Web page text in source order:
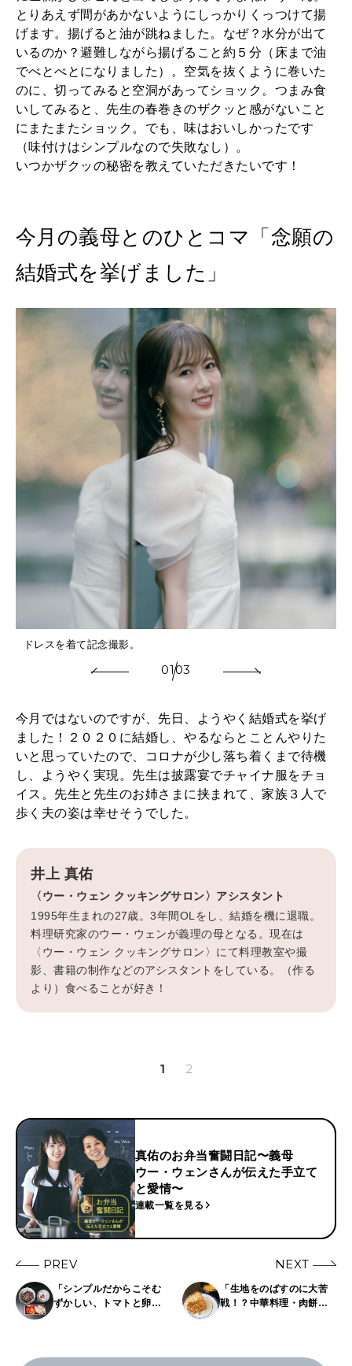
とりあえず間があかないようにしっかりくっつけて揚
げます。揚げると油が跳ねました。なぜ？水分が出て
いるのか？避難しながら揚げること約５分（床まで油
でべとべとになりました）。空気を抜くように巻いた
のに、切ってみると空洞があってショック。つまみ食
いしてみると、先生の春巻きのザクッと感がないこと
にまたまたショック。でも、味はおいしかったです
（味付けはシンプルなので失敗なし）。
いつかザクッの秘密を教えていただきたいです！
今月の義母とのひとコマ「念願の
結婚式を挙げました」
ドレスを着て記念撮影。
0103
今月ではないのですが、先日、ようやく結婚式を挙げ
ました！２０２０に結婚し、やるならとことんやりた
いと思っていたので、コロナが少し落ち着くまで待機
し、ようやく実現。先生は披露宴でチャイナ服をチョ
イス。先生と先生のお姉さまに挟まれて、家族３人で
歩く夫の姿は幸せそうでした。
井上 真佑
〈ウー・ウェン クッキングサロン〉アシスタント
1995年生まれの27歳。3年間OLをし、結婚を機に退職。
料理研究家のウー・ウェンが義理の母となる。現在は
〈ウー・ウェン クッキングサロン〉にて料理教室や撮
影、書籍の制作などのアシスタントをしている。（作る
より）食べることが好き！
1 2
真佑のお弁当奮闘日記〜義母
ウー・ウェンさんが伝えた手立て
と愛情〜
連載一覧を見る
PREV
「シンプルだからこそむ
ずかしい、トマトと卵の
NEXT
「生地をのばすのに大苦
戦！？中華料理・肉餅